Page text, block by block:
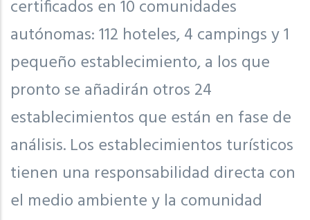
certificados en 10 comunidades
autónomas: 112 hoteles, 4 campings y 1
pequeño establecimiento, a los que
pronto se añadirán otros 24
establecimientos que están en fase de
análisis. Los establecimientos turísticos
tienen una responsabilidad directa con
el medio ambiente y la comunidad